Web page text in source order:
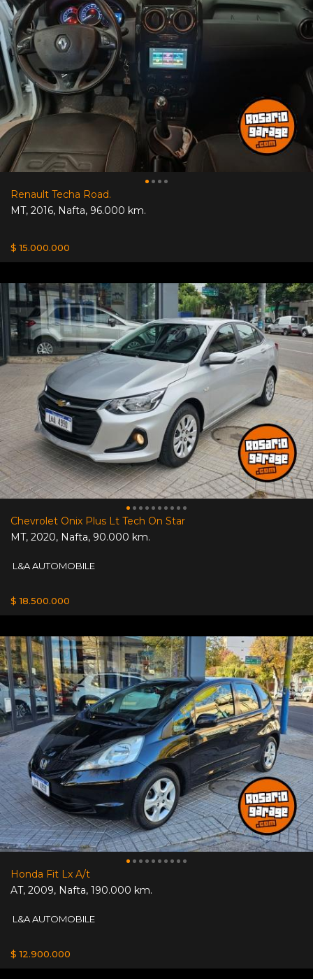
Renault Techa Road.
MT, 2016, Nafta, 96.000 km.
$ 15.000.000
Chevrolet Onix Plus Lt Tech On Star
MT, 2020, Nafta, 90.000 km.
L&A AUTOMOBILE
$ 18.500.000
Honda Fit Lx A/t
AT, 2009, Nafta, 190.000 km.
L&A AUTOMOBILE
$ 12.900.000